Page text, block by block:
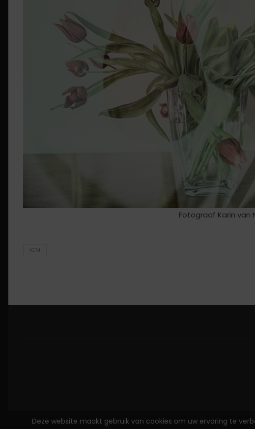
Fotograaf Karin van
ICM
Deze website maakt gebruik van cookies om uw ervaring te